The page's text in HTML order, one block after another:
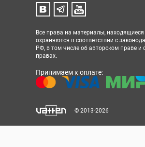
Все права на материалы, находящиеся
охраняются в соответствии с
РФ, в том числе об авторском праве и
правах.
Принимаем к оплате:
© 2013-2026